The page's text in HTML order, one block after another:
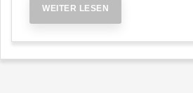
WEITER LESEN